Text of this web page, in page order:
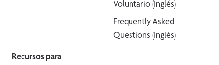
Voluntario (Inglés)
Frequently Asked
Questions (Inglés)
Recursos para